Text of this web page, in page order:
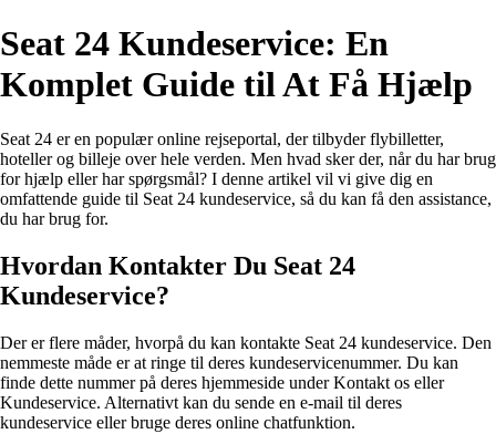
Seat 24 Kundeservice: En
Komplet Guide til At Få Hjælp
Seat 24 er en populær online rejseportal, der tilbyder flybilletter,
hoteller og billeje over hele verden. Men hvad sker der, når du har brug
for hjælp eller har spørgsmål? I denne artikel vil vi give dig en
omfattende guide til Seat 24 kundeservice, så du kan få den assistance,
du har brug for.
Hvordan Kontakter Du Seat 24
Kundeservice?
Der er flere måder, hvorpå du kan kontakte Seat 24 kundeservice. Den
nemmeste måde er at ringe til deres kundeservicenummer. Du kan
finde dette nummer på deres hjemmeside under Kontakt os eller
Kundeservice. Alternativt kan du sende en e-mail til deres
kundeservice eller bruge deres online chatfunktion.